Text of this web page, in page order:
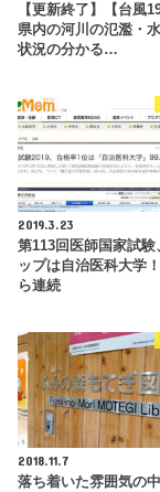
【更新終了】【台風
県内の河川の氾濫・
状況の分かる…
2019.3.23
第113回医師国家試験
ップは自治医科大学
ら連続
2018.11.7
落ち着いた雰囲気の